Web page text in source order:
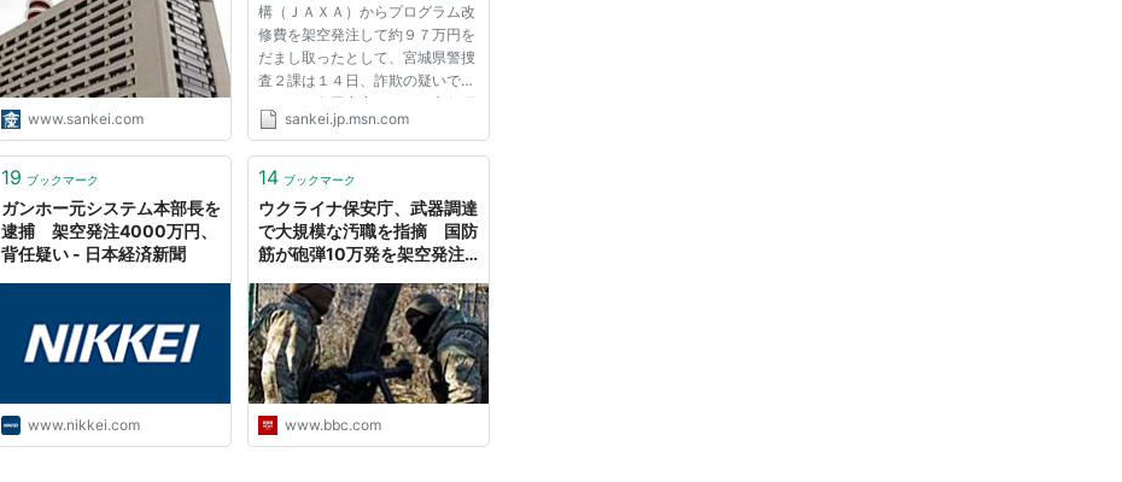
www.sankei.com
構（ＪＡＸＡ）からプログラム改
修費を架空発注して約９７万円を
だまし取ったとして、宮城県警捜
査２課は１４日、詐欺の疑いで、
ＪＡＸＡ角田宇宙センター主任研
究員、須浪徹治容疑者（４６）＝
遣社員、西村風（ふう）歌（か）
sankei.jp.msn.com
19 ブックマーク
ガンホー元システム本部長を
逮捕 架空発注4000万円、
背任疑い - 日本経済新聞
www.nikkei.com
14 ブックマーク
ウクライナ保安庁、武器調達
で大規模な汚職を指摘 国防
筋が砲弾10万発を架空発注
www.bbc.com